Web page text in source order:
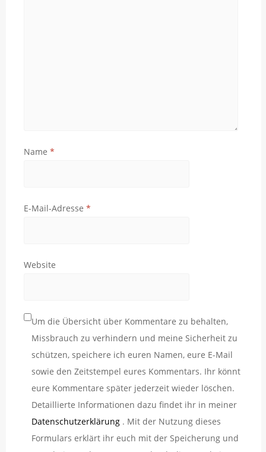
Name *
E-Mail-Adresse *
Website
Um die Übersicht über Kommentare zu behalten,
Missbrauch zu verhindern und meine Sicherheit zu
schützen, speichere ich euren Namen, eure E-Mail
sowie den Zeitstempel eures Kommentars. Ihr könnt
eure Kommentare später jederzeit wieder löschen.
Detaillierte Informationen dazu findet ihr in meiner
Datenschutzerklärung . Mit der Nutzung dieses
Formulars erklärt ihr euch mit der Speicherung und